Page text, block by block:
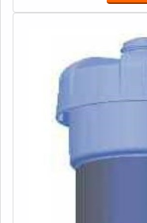
INFORMAÇÕES
PURIFICADORES
seus esforços em
escritório de alta
atividades e
certificar que se
com proteção.Há
demonstrar
atuação. A Veneza
Soluções para quem
água;